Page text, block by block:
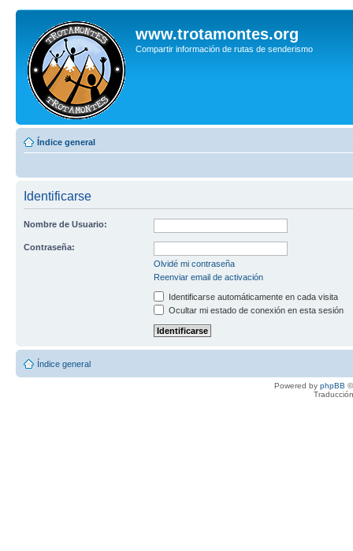
www.trotamontes.org
Compartir información de rutas de senderismo
Índice general
Identificarse
Nombre de Usuario:
Contraseña:
Olvidé mi contraseña
Reenviar email de activación
Identificarse automáticamente en cada visita
Ocultar mi estado de conexión en esta sesión
Índice general
Powered by phpBB